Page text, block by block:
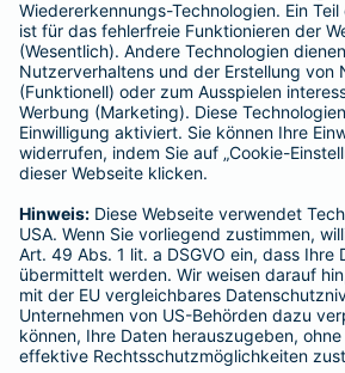
BELIEBTE SEITEN
Kranken-
Tierversicherungen
Hausratversicherung
Adresse ändern
Schaden melden
Serviceübersicht